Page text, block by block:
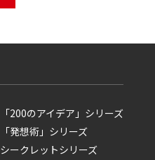
「200のアイデア」シリーズ
「発想術」シリーズ
シークレットシリーズ